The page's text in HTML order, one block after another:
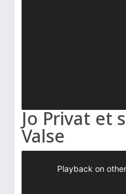
Jo Privat et
Valse